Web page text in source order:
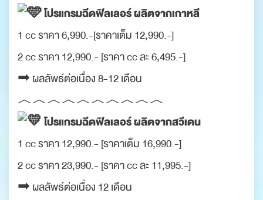
โปรแกรมฉีดฟิลเลอร์ ผลิตจากเกาหลี
1 cc ราคา 6,990.-[ราคาเต็ม 12,990.-]
2 cc ราคา 12,990.- [ราคา cc ละ 6,495.-]
➡︎ ผลลัพธ์ต่อเนื่อง 8-12 เดือน
︿︿︿︿︿︿︿︿︿︿
โปรแกรมฉีดฟิลเลอร์ ผลิตจากสวีเดน
1 cc ราคา 12,990.- [ราคาเต็ม 16,990.-]
2 cc ราคา 23,990.- [ราคา cc ละ 11,995.-]
➡︎ ผลลัพธ์ต่อเนื่อง 12 เดือน